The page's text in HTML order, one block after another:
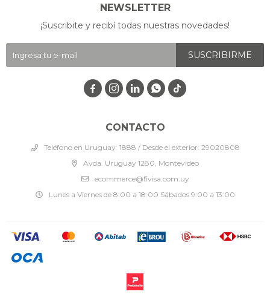
CONTACTO
Teléfono en Uruguay: 1888 / Desde el exterior: 29020808
Avda. Uruguay 1280, Montevideo
ecommerce@fivisa.com.uy
Lunes a Viernes de 8:00 a 18:00 Sábados 9:00 a 13:00
NEWSLETTER
¡Suscribite y recibí todas nuestras novedades!
SUSCRIBIRME
   